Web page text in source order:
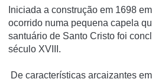
Iniciada a construção em 1698
ocorrido numa pequena capela
santuário de Santo Cristo foi
século XVIII.
De características arcaizantes